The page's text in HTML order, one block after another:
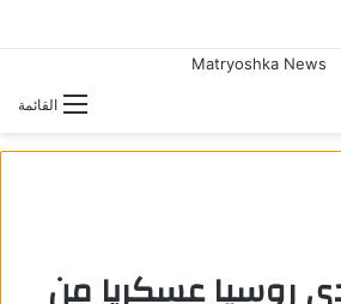
القائمة
روسيا عسكريا من